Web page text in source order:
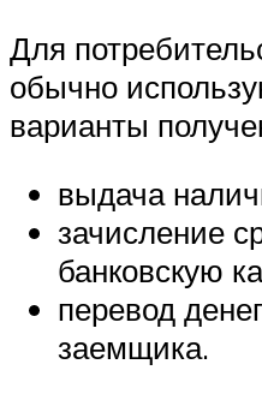
Для
обычно
варианты
выдача
зачисление
банковскую
перевод
заемщика.